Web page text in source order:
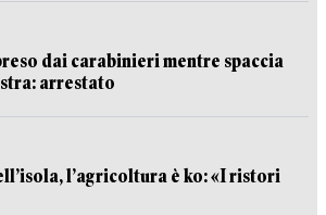
dai carabinieri mentre spaccia
arrestato
l’agricoltura è ko: «I ristori